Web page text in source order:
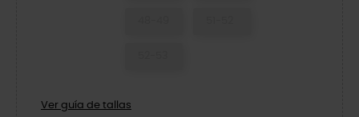
Ver guía de tallas